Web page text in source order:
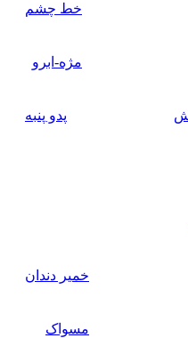
خط چشم
مژه-ابرو
پدو پنبه
خمیر دندان
مسواک